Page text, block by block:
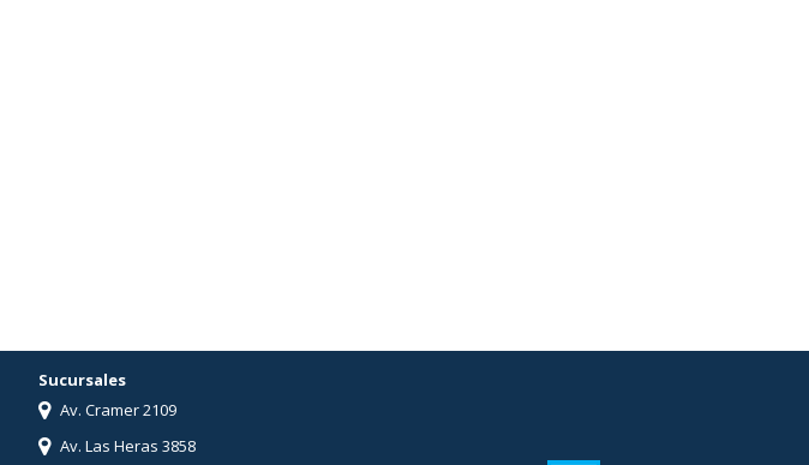
Sucursales
Av. Cramer 2109
Av. Las Heras 3858